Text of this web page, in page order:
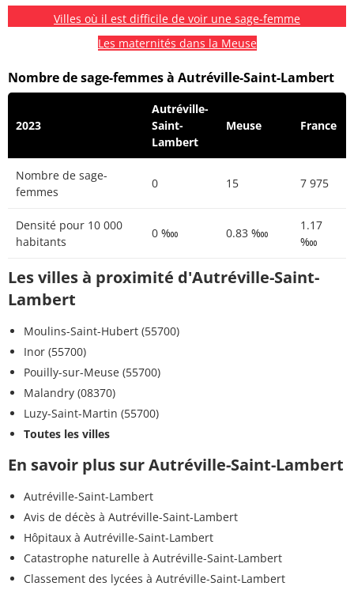
Villes où il est difficile de voir une sage-femme
Les maternités dans la Meuse
Nombre de sage-femmes à Autréville-Saint-Lambert
2023
Autréville-
Saint-
Lambert
Meuse France
Nombre de sage-
femmes
0 15 7 975
Densité pour 10 000
habitants
0 ‱ 0.83 ‱
1.17
‱
Les villes à proximité d'Autréville-Saint-
Lambert
Moulins-Saint-Hubert (55700)
Inor (55700)
Pouilly-sur-Meuse (55700)
Malandry (08370)
Luzy-Saint-Martin (55700)
Toutes les villes
En savoir plus sur Autréville-Saint-Lambert
Autréville-Saint-Lambert
Avis de décès à Autréville-Saint-Lambert
Hôpitaux à Autréville-Saint-Lambert
Catastrophe naturelle à Autréville-Saint-Lambert
Classement des lycées à Autréville-Saint-Lambert